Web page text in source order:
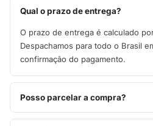
Qual o prazo de entrega?
O prazo de entrega é calculado
Despachamos para todo o Brasil
confirmação do pagamento.
Posso parcelar a compra?
Sim, parcelamos em até 10x sem